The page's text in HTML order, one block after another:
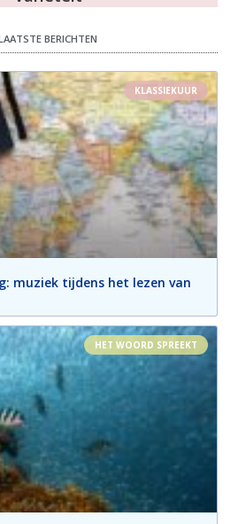
BERICHTEN
KLASSIEKUUR
muziek tijdens het lezen van
HET WOORD SPREEKT